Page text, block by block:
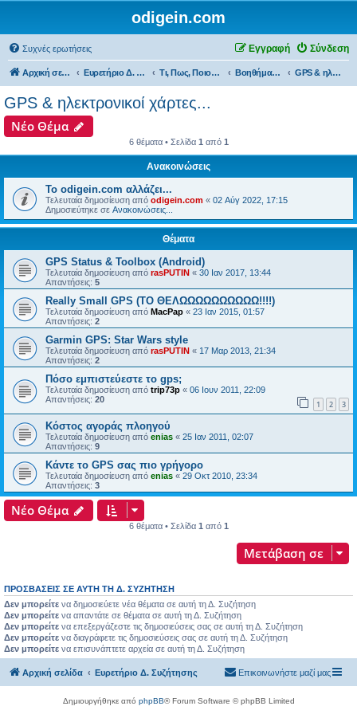
odigein.com
Συχνές ερωτήσεις Σύνδεση
Εγγραφή
Αρχική σελίδα Ευρετήριο Δ. Συζήτησης Τι, Πως, Ποιος & Πού... Βοηθήματα, Gadget & Αξεσουάρ... GPS & ηλεκτρονικοί χάρτες...
GPS & ηλεκτρονικοί χάρτες...
Νέο Θέμα
6 θέματα • Σελίδα 1 από 1
Ανακοινώσεις
Το odigein.com αλλάζει...
Τελευταία δημοσίευση από odigein.com « 02 Αύγ 2022, 17:15
Δημοσιεύτηκε σε Ανακοινώσεις...
Θέματα
GPS Status & Toolbox (Android)
Τελευταία δημοσίευση από rasPUTIN « 30 Ιαν 2017, 13:44
Απαντήσεις: 5
Really Small GPS (ΤΟ ΘΕΛΩΩΩΩΩΩΩΩΩΩ!!!!)
Τελευταία δημοσίευση από MacPap « 23 Ιαν 2015, 01:57
Απαντήσεις: 2
Garmin GPS: Star Wars style
Τελευταία δημοσίευση από rasPUTIN « 17 Μαρ 2013, 21:34
Απαντήσεις: 2
Πόσο εμπιστεύεστε το gps;
Τελευταία δημοσίευση από trip73p « 06 Ιουν 2011, 22:09
Απαντήσεις: 20 1 2 3
Κόστος αγοράς πλοηγού
Τελευταία δημοσίευση από enias « 25 Ιαν 2011, 02:07
Απαντήσεις: 9
Κάντε το GPS σας πιο γρήγορο
Τελευταία δημοσίευση από enias « 29 Οκτ 2010, 23:34
Απαντήσεις: 3
Νέο Θέμα
6 θέματα • Σελίδα 1 από 1
Μετάβαση σε
ΠΡΟΣΒΆΣΕΙΣ ΣΕ ΑΥΤΉ ΤΗ Δ. ΣΥΖΉΤΗΣΗ
Δεν μπορείτε να δημοσιεύετε νέα θέματα σε αυτή τη Δ. Συζήτηση
Δεν μπορείτε να απαντάτε σε θέματα σε αυτή τη Δ. Συζήτηση
Δεν μπορείτε να επεξεργάζεστε τις δημοσιεύσεις σας σε αυτή τη Δ. Συζήτηση
Δεν μπορείτε να διαγράφετε τις δημοσιεύσεις σας σε αυτή τη Δ. Συζήτηση
Δεν μπορείτε να επισυνάπτετε αρχεία σε αυτή τη Δ. Συζήτηση
Αρχική σελίδα Ευρετήριο Δ. Συζήτησης Επικοινωνήστε μαζί μας
Δημιουργήθηκε από phpBB® Forum Software © phpBB Limited